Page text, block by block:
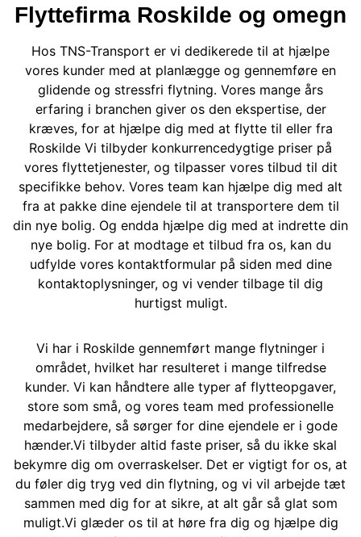
Flyttefirma Roskilde og omegn
Hos TNS-Transport er vi dedikerede til at hjælpe
vores kunder med at planlægge og gennemføre en
glidende og stressfri flytning. Vores mange års
erfaring i branchen giver os den ekspertise, der
kræves, for at hjælpe dig med at flytte til eller fra
Roskilde Vi tilbyder konkurrencedygtige priser på
vores flyttetjenester, og tilpasser vores tilbud til dit
specifikke behov. Vores team kan hjælpe dig med alt
fra at pakke dine ejendele til at transportere dem til
din nye bolig. Og endda hjælpe dig med at indrette din
nye bolig. For at modtage et tilbud fra os, kan du
udfylde vores kontaktformular på siden med dine
kontaktoplysninger, og vi vender tilbage til dig
hurtigst muligt.
Vi har i Roskilde gennemført mange flytninger i
området, hvilket har resulteret i mange tilfredse
kunder. Vi kan håndtere alle typer af flytteopgaver,
store som små, og vores team med professionelle
medarbejdere, så sørger for dine ejendele er i gode
hænder.Vi tilbyder altid faste priser, så du ikke skal
bekymre dig om overraskelser. Det er vigtigt for os, at
du føler dig tryg ved din flytning, og vi vil arbejde tæt
sammen med dig for at sikre, at alt går så glat som
muligt.Vi glæder os til at høre fra dig og hjælpe dig